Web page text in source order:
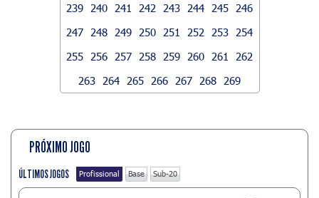
239
240 241 242 243 244 245
246
247
248 249 250 251 252 253
254
255
256 257 258 259 260 261
262
263
264 265 266 267 268 269
PRÓXIMO JOGO
ÚLTIMOS JOGOS Profissional Base Sub-20